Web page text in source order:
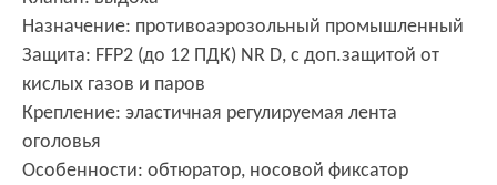
Назначение: противоаэрозольный промышленный
Защита: FFP2 (до 12 ПДК) NR D, с доп.защитой от
кислых газов и паров
Крепление: эластичная регулируемая лента
оголовья
Особенности: обтюратор, носовой фиксатор